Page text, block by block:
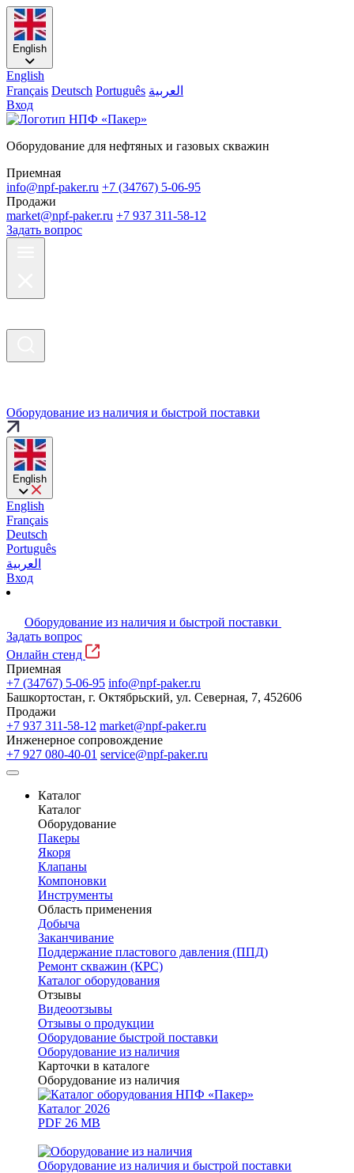
English
English
Français Deutsch Português العربية
Вход
Оборудование для нефтяных и газовых скважин
Приемная
info@npf-paker.ru +7 (34767) 5-06-95
Продажи
market@npf-paker.ru +7 937 311-58-12
Задать вопрос
Оборудование из наличия и быстрой поставки
English
English
Français
Deutsch
Português
العربية
Вход
Оборудование из наличия и быстрой поставки
Задать вопрос
Онлайн стенд
Приемная
+7 (34767) 5-06-95 info@npf-paker.ru
Башкортостан, г. Октябрьский, ул. Северная, 7, 452606
Продажи
+7 937 311-58-12 market@npf-paker.ru
Инженерное сопровождение
+7 927 080-40-01 service@npf-paker.ru
Каталог
Каталог
Оборудование
Пакеры
Якоря
Клапаны
Компоновки
Инструменты
Область применения
Добыча
Заканчивание
Поддержание пластового давления (ППД)
Ремонт скважин (КРС)
Каталог оборудования
Отзывы
Видеоотзывы
Отзывы о продукции
Оборудование быстрой поставки
Оборудование из наличия
Карточки в каталоге
Оборудование из наличия
Каталог 2026
PDF 26 MB
Оборудование из наличия и быстрой поставки